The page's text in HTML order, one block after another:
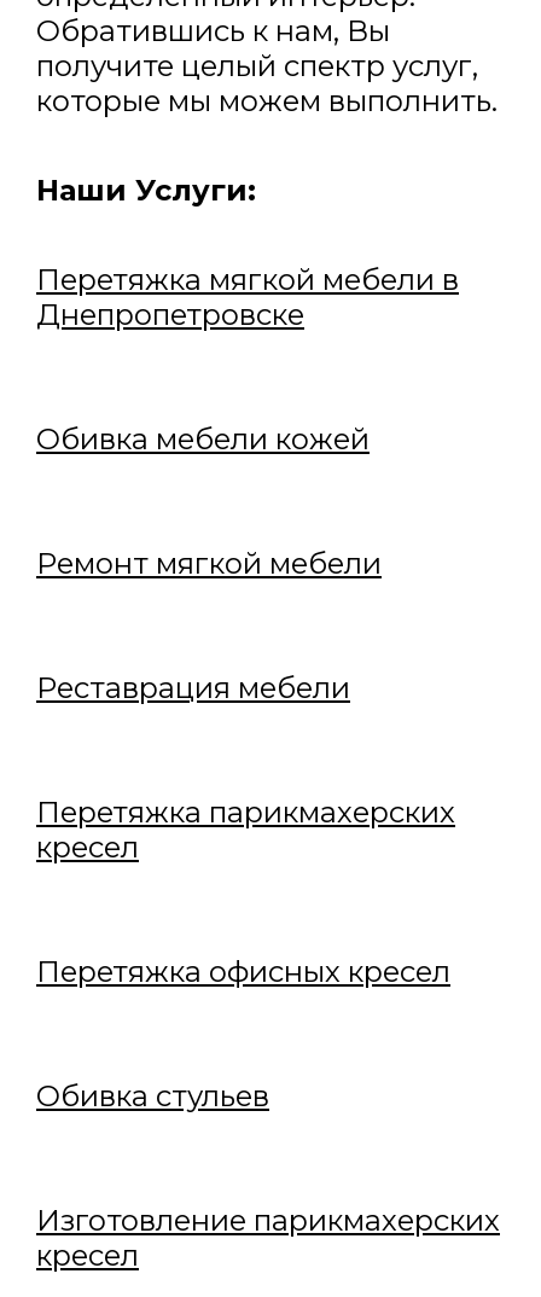
Обратившись к нам, Вы
получите целый спектр услуг,
которые мы можем выполнить.
Наши Услуги:
Перетяжка мягкой мебели в
Днепропетровске
Обивка мебели кожей
Ремонт мягкой мебели
Реставрация мебели
Перетяжка парикмахерских
кресел
Перетяжка офисных кресел
Обивка стульев
Изготовление парикмахерских
кресел